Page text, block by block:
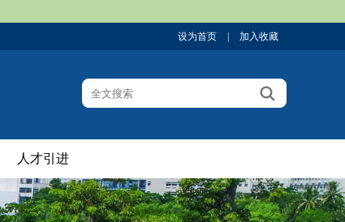
设为首页 加入收藏
人才引进